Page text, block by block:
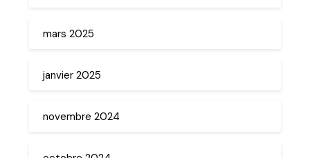
mars 2025
janvier 2025
novembre 2024